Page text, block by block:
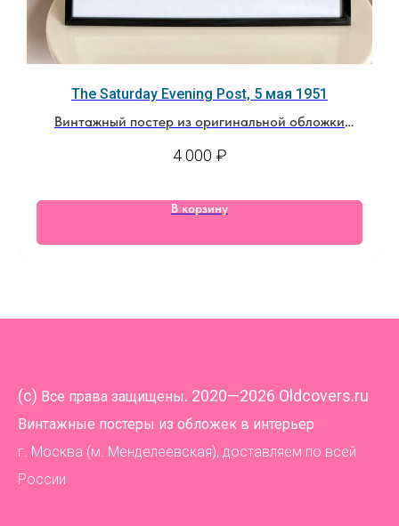
The Saturday Evening Post, 5 мая 1951
Винтажный постер из оригинальной обложки
4 000 ₽
В корзину
(c) Все права защищены. 2020—2026 Oldcovers.ru
Винтажные постеры из обложек в интерьер
г. Москва (м. Менделеевская), доставляем по всей
России